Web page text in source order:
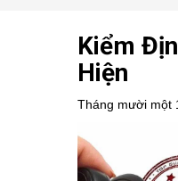
Kiểm
Hiện
Tháng mười một